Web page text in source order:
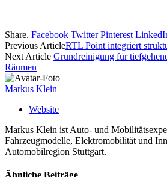
Share. Facebook Twitter Pinterest
Previous ArticleRTL Point integriert
Next Article Grundreinigung für
Räumen
Markus Klein
Website
Markus Klein ist Auto- und
Fahrzeugmodelle, Elektromobilität und
Automobilregion Stuttgart.